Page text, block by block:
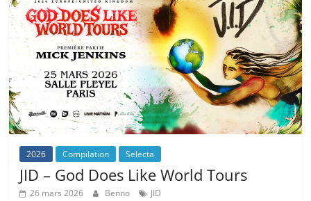
2026 Compilation Selecta
JID – God Does Like World Tours
26 mars 2026 Benno JID